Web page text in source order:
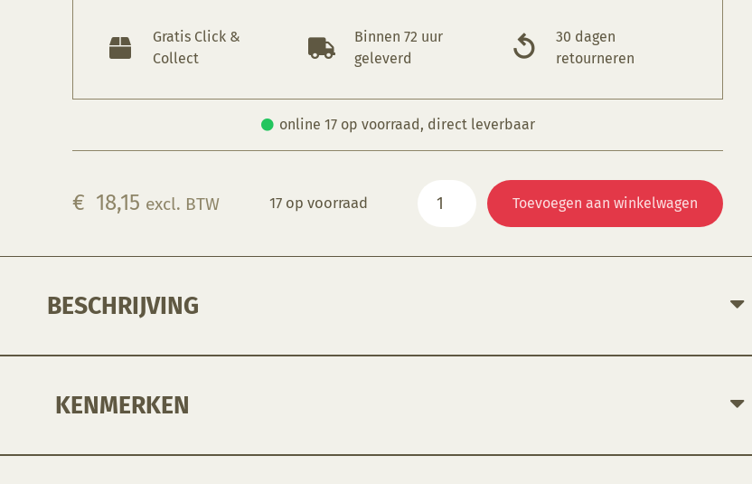
Gratis Click &
Collect
Binnen 72 uur
geleverd
30 dagen
retourneren
online 17 op voorraad, direct leverbaar
€ 18,15 excl. BTW 17 op voorraad
Cotta
Toevoegen aan winkelwagen
BESCHRIJVING
KENMERKEN